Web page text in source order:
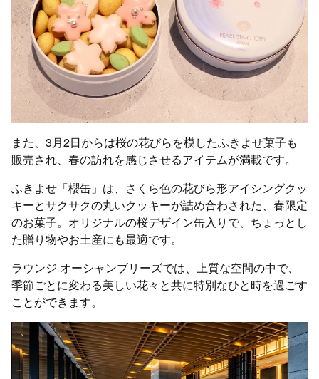
また、3月2日からは桜の花びらを模したふきよせ菓子も
販売され、春の訪れを感じさせるアイテムが満載です。
ふきよせ「櫻缶」は、さくら色の花びら形アイシングクッ
キーとサクサクの丸いクッキーが詰め合わされた、春限定
のお菓子。オリジナルの桜デザイン缶入りで、ちょっとし
た贈り物やお土産にも最適です。
ラウンジ オーシャンブリーズでは、上質な空間の中で、
季節ごとに変わる美しい花々と共に特別なひと時を過ごす
ことができます。